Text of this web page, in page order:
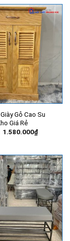
Gỗ Cao Su
Giá Rẻ
Giá
1.580.000₫Giá
hiện